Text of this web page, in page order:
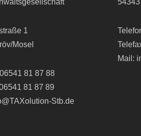
1
Mosel
06541 81 87 88
81 87 89
Stb.de
Mail: